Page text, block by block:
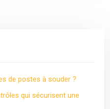
de postes à souder ?
qui sécurisent une